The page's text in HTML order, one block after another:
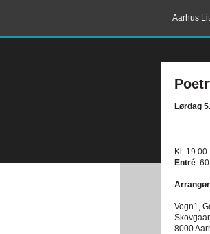
Aarhus
Lørdag
Kl. 19:00
Entré:
Vogn1,
8000